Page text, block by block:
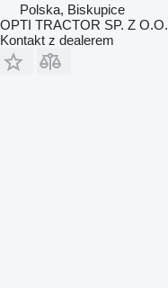
Polska, Biskupice
OPTI TRACTOR SP. Z O.O.
Kontakt z dealerem